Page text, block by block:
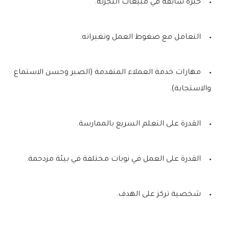
خبرة سابقة في مبيعات التجزئة.
التعامل مع ضغوط العمل وتغيراته.
مهارات خدمة العملاء المتقدمة (الصبر وحسن الاستماع
والاستجابة).
القدرة على التعلم السريع بالممارسة.
القدرة على العمل في نوبات مختلفة في بيئة مزدحمة.
شخصية تركز على الهدف.